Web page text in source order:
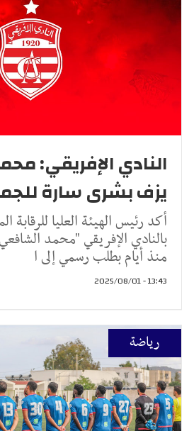
النادي الإفريقي:
يزف بشرى سارة
أكد رئيس الهيئة العليا للرقابة
بالنادي الإفريقي "محمد
منذ أيام بطلب رسمي إلى ا
13:43 - 2025/08/01
رياضة